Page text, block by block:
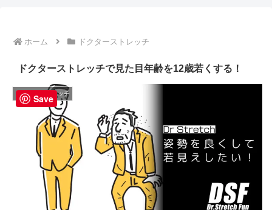
ホーム ドクターストレッチ
ドクターストレッチで見た目年齢を12歳若くする！
ドクターストレッチ
Save